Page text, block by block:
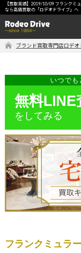
【買取実績】2019/10/09 フランクミ
なら高価買取の「ロデオドライブ」へ
フランクミュラー コンキスタドール
ご自宅
手
買取サービスのご
ブランド買取専門店ロデオ
いつでも
無料LINE
をしてみる
フランクミュラ